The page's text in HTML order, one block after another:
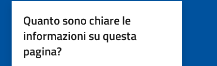
Quanto sono chiare le
informazioni su questa
pagina?